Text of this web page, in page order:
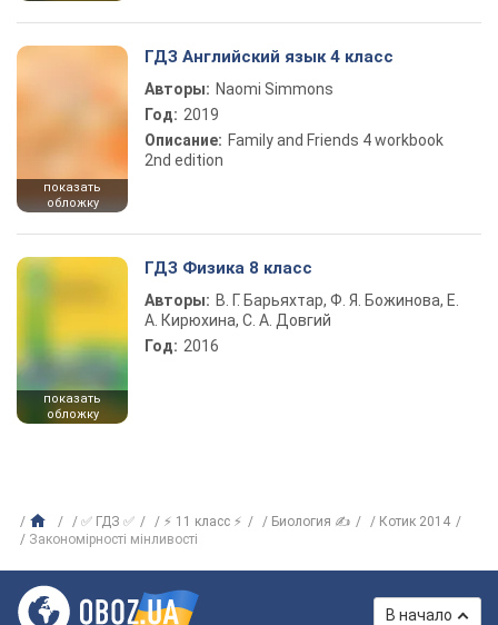
показать
обложку
ГДЗ Английский язык 4 класс
Авторы: Naomi Simmons
Год: 2019
Описание: Family and Friends 4 workbook
2nd edition
показать
обложку
ГДЗ Физика 8 класс
Авторы: В. Г. Барьяхтар, Ф. Я. Божинова, Е.
А. Кирюхина, С. А. Довгий
Год: 2016
✅ ГДЗ ✅ ⚡ 11 класс ⚡ Биология ✍
Котик 2014
Закономірності мінливості
В начало